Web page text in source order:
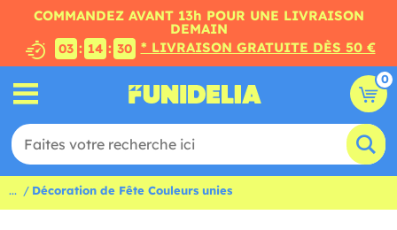
COMMANDEZ AVANT 13h POUR UNE LIVRAISON
DEMAIN
03 : 14 : 29 * LIVRAISON GRATUITE DÈS 50 €
0
... Décoration de Fête Couleurs unies